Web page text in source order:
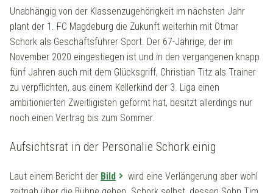
Unabhängig von der Klassenzugehörigkeit im nächsten Jahr
plant der 1. FC Magdeburg die Zukunft weiterhin mit Otmar
Schork als Geschäftsführer Sport. Der 67-Jährige, der im
November 2020 eingestiegen ist und in den vergangenen knapp
fünf Jahren auch mit dem Glücksgriff, Christian Titz als Trainer
zu verpflichten, aus einem Kellerkind der 3. Liga einen
ambitionierten Zweitligisten geformt hat, besitzt allerdings nur
noch einen Vertrag bis zum Sommer.
Aufsichtsrat in der Personalie Schork einig
Laut einem Bericht der Bild
wird eine Verlängerung aber wohl